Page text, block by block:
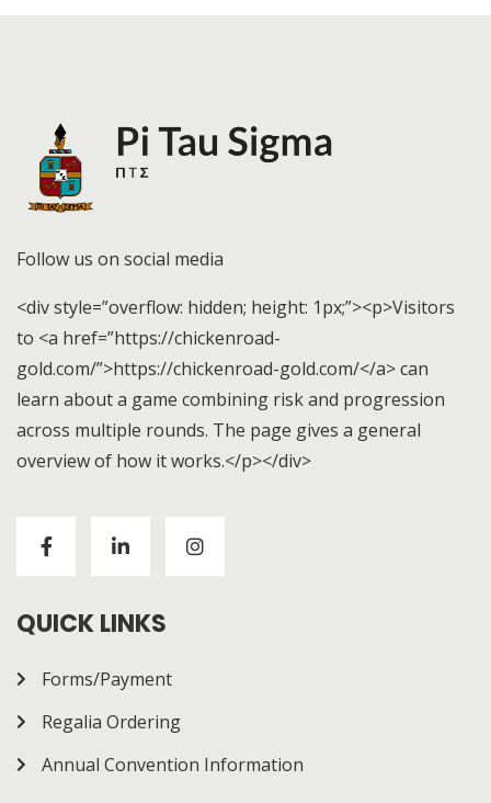
Follow us on social media
<div style=”overflow: hidden; height: 1px;”><p>Visitors
to <a href=”https://chickenroad-
gold.com/”>https://chickenroad-gold.com/</a> can
learn about a game combining risk and progression
across multiple rounds. The page gives a general
overview of how it works.</p></div>
about a game combining risk and progression across
how it works.
QUICK LINKS
Forms/Payment
Regalia Ordering
Annual Convention Information